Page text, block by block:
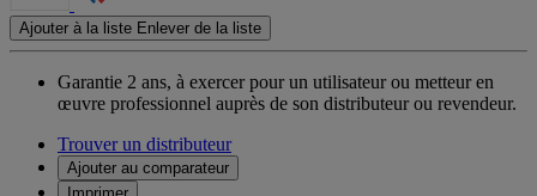
Ajouter à la liste Enlever de la liste
Garantie 2 ans, à exercer pour un utilisateur ou metteur en
œuvre professionnel auprès de son distributeur ou revendeur.
Trouver un distributeur
Ajouter au comparateur